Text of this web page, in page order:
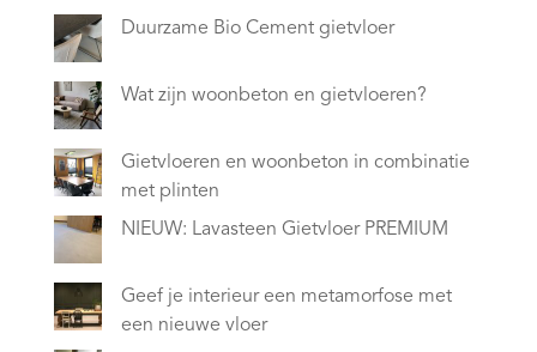
Duurzame Bio Cement gietvloer
Wat zijn woonbeton en gietvloeren?
Gietvloeren en woonbeton in combinatie
met plinten
NIEUW: Lavasteen Gietvloer PREMIUM
Geef je interieur een metamorfose met
een nieuwe vloer